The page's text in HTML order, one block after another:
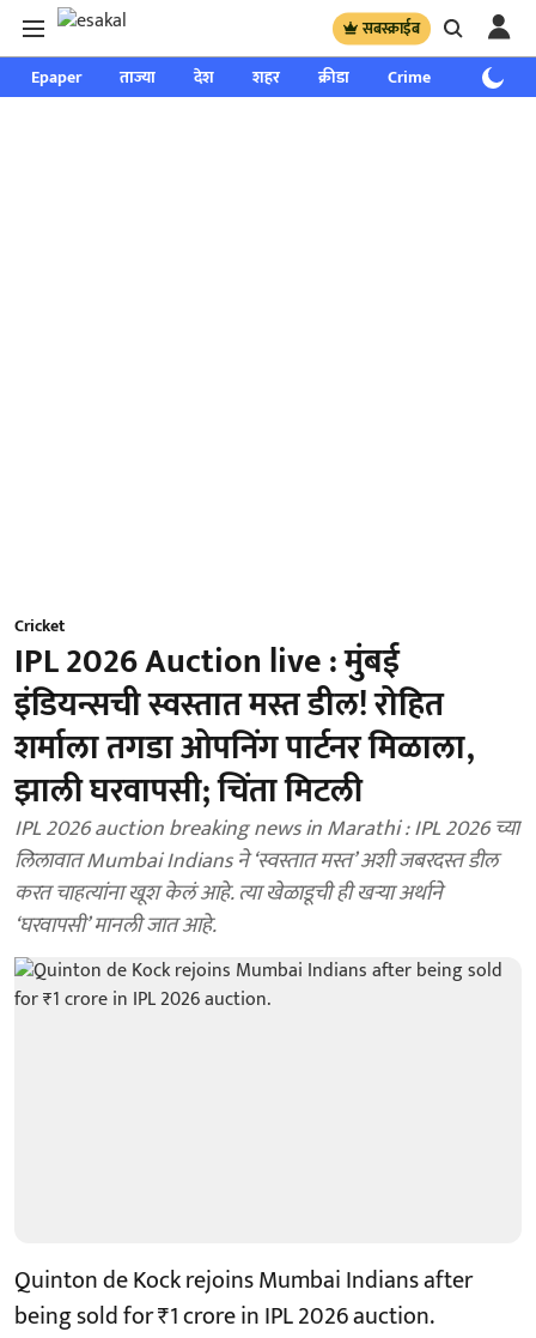
सबस्क्राईब
Epaper ताज्या देश शहर क्रीडा Crime साप्ताहिक
Cricket
IPL 2026 Auction live : मुंबई
इंडियन्सची स्वस्तात मस्त डील! रोहित
शर्माला तगडा ओपनिंग पार्टनर मिळाला,
झाली घरवापसी; चिंता मिटली
IPL 2026 auction breaking news in Marathi : IPL 2026 च्या
लिलावात Mumbai Indians ने ‘स्वस्तात मस्त’ अशी जबरदस्त डील
करत चाहत्यांना खूश केलं आहे. त्या खेळाडूची ही खऱ्या अर्थाने
‘घरवापसी’ मानली जात आहे.
Quinton de Kock rejoins Mumbai Indians after
being sold for ₹1 crore in IPL 2026 auction.